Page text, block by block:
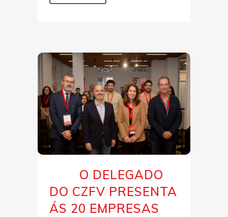
O DELEGADO
DO CZFV PRESENTA
ÁS 20 EMPRESAS